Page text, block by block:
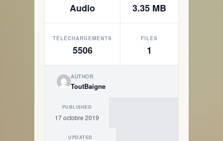
Audio 3.35 MB
TÉLÉCHARGEMENTS
5506
FILES
1
AUTHOR
ToutBaigne
PUBLISHED
17 octobre 2019
UPDATED